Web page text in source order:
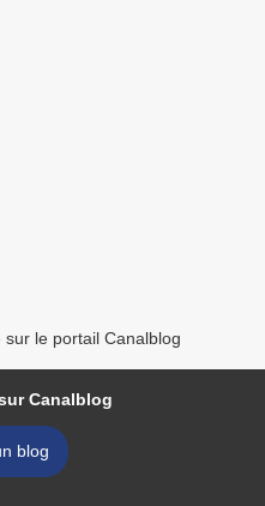
le portail Canalblog
Canalblog
blog